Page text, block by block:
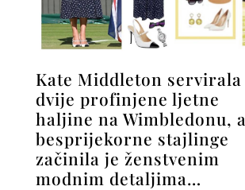
Kate Middleton servirala
dvije profinjene ljetne
haljine na Wimbledonu, a
besprijekorne stajlinge
začinila je ženstvenim
modnim detaljima…